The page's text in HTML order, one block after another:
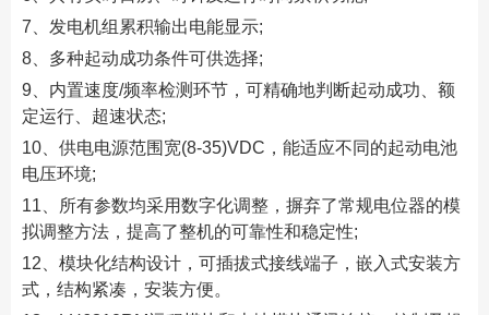
7、发电机组累积输出电能显示;
8、多种起动成功条件可供选择;
9、内置速度/频率检测环节，可精确地判断起动成功、额
定运行、超速状态;
10、供电电源范围宽(8-35)VDC，能适应不同的起动电池
电压环境;
11、所有参数均采用数字化调整，摒弃了常规电位器的模
拟调整方法，提高了整机的可靠性和稳定性;
12、模块化结构设计，可插拔式接线端子，嵌入式安装方
式，结构紧凑，安装方便。